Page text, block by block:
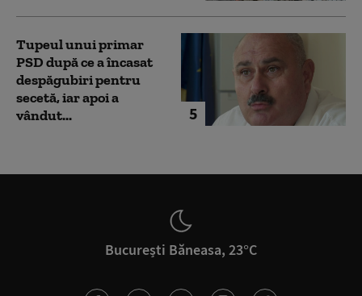
5
Tupeul unui primar
PSD după ce a încasat
despăgubiri pentru
secetă, iar apoi a
vândut...
București Băneasa, 23°C